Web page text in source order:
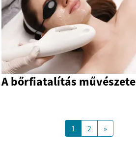
A bőrfiatalítás művészete
1 2 »